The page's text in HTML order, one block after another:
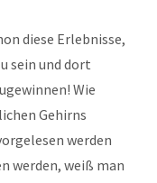
diese Erlebnisse,
sein und dort
Wie
Gehirns
werden
werden, weiß man